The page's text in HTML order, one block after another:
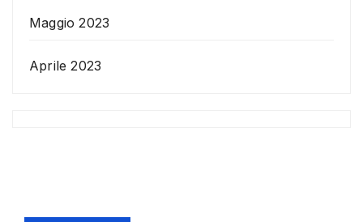
Maggio 2023
Aprile 2023